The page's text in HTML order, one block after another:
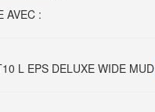
AVEC :
L EPS DELUXE WIDE MUD